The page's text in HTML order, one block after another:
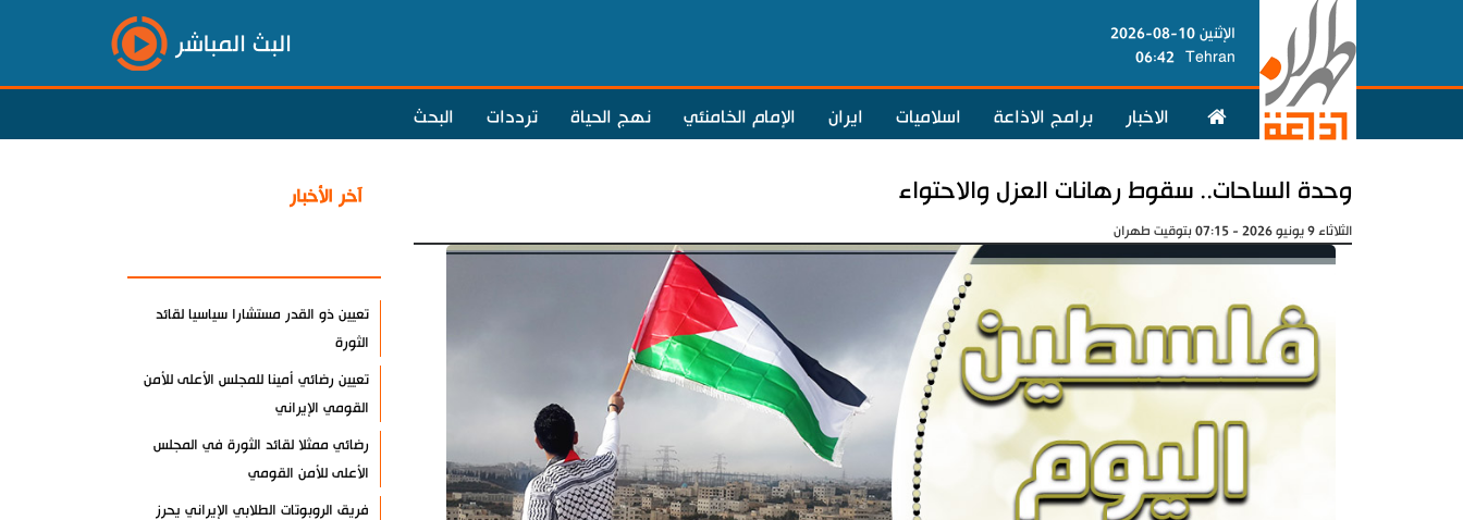
الإثنين 10-08-2026
Tehran
06:42 البث المباشر
الاخبار برامج الاذاعة اسلاميات ايران الإمام الخامنئي نهج الحياة ترددات البحث
وحدة الساحات.. سقوط رهانات العزل والاحتواء
الثلاثاء 9 يونيو 2026 - 07:15 بتوقيت طهران
آخر الأخبار
تعيين ذو القدر مستشارا سياسيا لقائد
الثورة
تعيين رضائي أمينا للمجلس الأعلى للأمن
القومي الإيراني
رضائي ممثلا لقائد الثورة في المجلس
الأعلى للأمن القومي
فريق الروبوتات الطلابي الإيراني يحرز